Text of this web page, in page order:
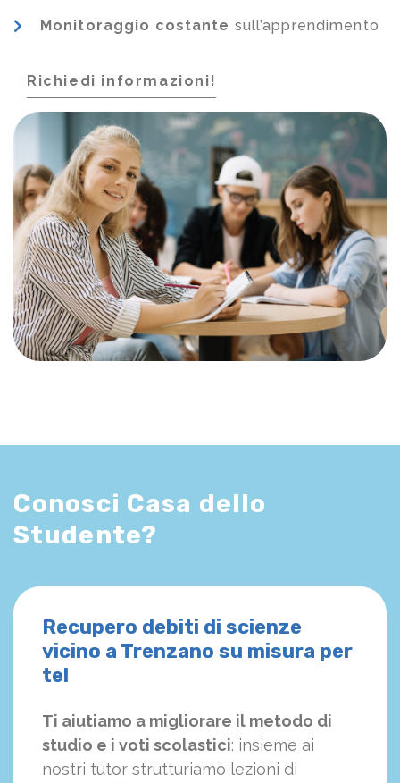
Monitoraggio costante sull’apprendimento
Richiedi informazioni!
Conosci Casa dello
Studente?
Recupero debiti di scienze
vicino a Trenzano su misura per
te!
Ti aiutiamo a migliorare il metodo di
studio e i voti scolastici: insieme ai
nostri tutor strutturiamo lezioni di